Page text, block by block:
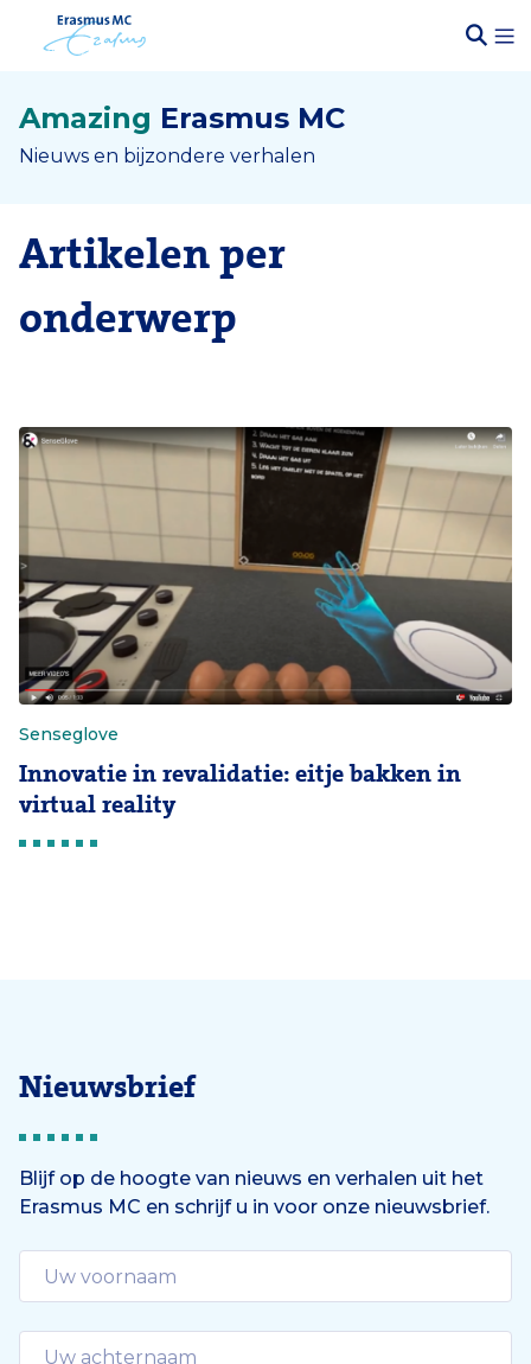
Amazing Erasmus MC
Nieuws en bijzondere verhalen
Artikelen per
onderwerp
Senseglove
Innovatie in revalidatie: eitje bakken in
virtual reality
Nieuwsbrief
Blijf op de hoogte van nieuws en verhalen uit het
Erasmus MC en schrijf u in voor onze nieuwsbrief.